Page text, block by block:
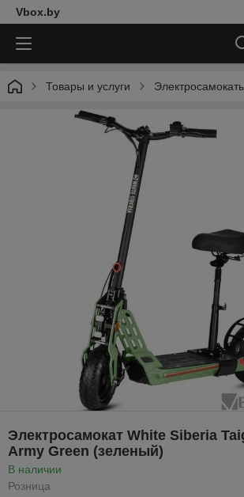
Vbox.by
Товары и услуги
Электросамокат White Siberia
Army Green (зеленый)
В наличии
Розница